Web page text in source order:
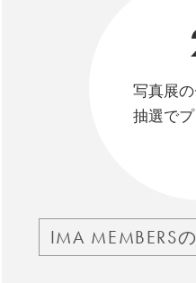
写真展
抽選でプ
IMA MEMBERS